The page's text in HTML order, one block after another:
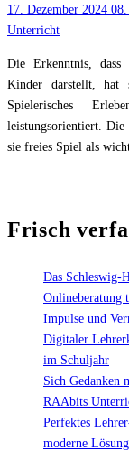
im
17. Dezember 2024
Unterricht
Die Erkenntnis, dass
Kinder darstellt, hat
Spielerisches
leistungsorientiert. Die
sie freies Spiel als
Frisch
Das Schleswig-
Onlineberatung
Impulse und
Digitaler
im Schuljahr
Sich Gedanken
RAAbits
Perfektes
moderne